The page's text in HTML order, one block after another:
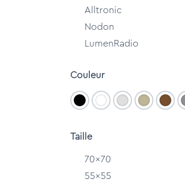
Alltronic
Nodon
LumenRadio
Couleur
Taille
70x70
55x55